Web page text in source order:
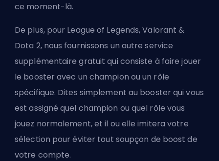
ce moment-là.
De plus, pour League of Legends, Valorant &
Dota 2, nous fournissons un autre service
supplémentaire gratuit qui consiste à faire jouer
le booster avec un champion ou un rôle
spécifique. Dites simplement au booster qui vous
est assigné quel champion ou quel rôle vous
jouez normalement, et il ou elle imitera votre
sélection pour éviter tout soupçon de boost de
votre compte.